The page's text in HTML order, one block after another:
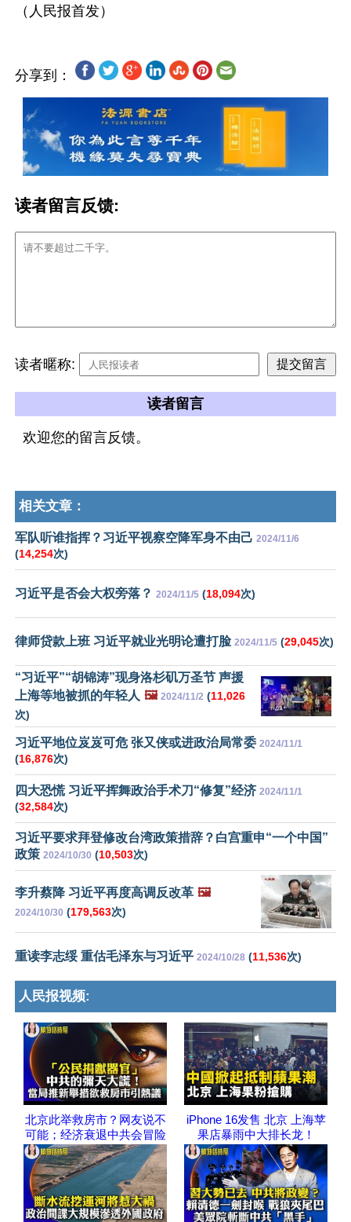
分享到：
读者留言反馈:
读者暱称:
读者留言
欢迎您的留言反馈。
相关文章：
军队听谁指挥？习近平视察空降军身不由己 2024/11/6
(14,254次)
习近平是否会大权旁落？ 2024/11/5 (18,094次)
律师贷款上班 习近平就业光明论遭打脸 2024/11/5 (29,045次)
“习近平”“胡锦涛”现身洛杉矶万圣节 声援
上海等地被抓的年轻人 🖼️ 2024/11/2 (11,026
次)
习近平地位岌岌可危 张又侠或进政治局常委 2024/11/1
(16,876次)
四大恐慌 习近平挥舞政治手术刀“修复”经济 2024/11/1
(32,584次)
习近平要求拜登修改台湾政策措辞？白宫重申“一个中国”
政策 2024/10/30 (10,503次)
李升蔡降 习近平再度高调反改革 🖼️
2024/10/30 (179,563次)
重读李志绥 重估毛泽东与习近平 2024/10/28 (11,536次)
人民报视频:
北京此举救房市？网友说不
可能；经济衰退中共会冒险
iPhone 16发售 北京 上海苹
果店暴雨中大排长龙！